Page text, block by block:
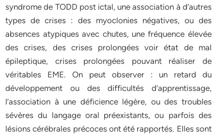
syndrome de TODD post ictal, une association à d’autres
types de crises : des myoclonies négatives, ou des
absences atypiques avec chutes, une fréquence élevée
des crises, des crises prolongées voir état de mal
épileptique, crises prolongées pouvant réaliser de
véritables EME. On peut observer : un retard du
développement ou des difficultés d’apprentissage,
l’association à une déficience légère, ou des troubles
sévères du langage oral préexistants, ou parfois des
lésions cérébrales précoces ont été rapportés. Elles sont